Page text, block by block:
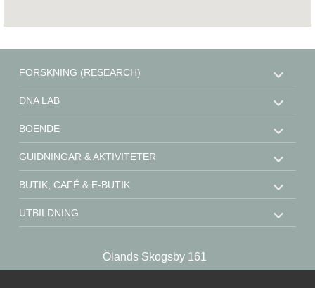
Ölands Skogsby 161
FORSKNING (RESEARCH)
DNA LAB
BOENDE
GUIDNINGAR & AKTIVITETER
BUTIK, CAFÉ & E-BUTIK
UTBILDNING
KONTAKT